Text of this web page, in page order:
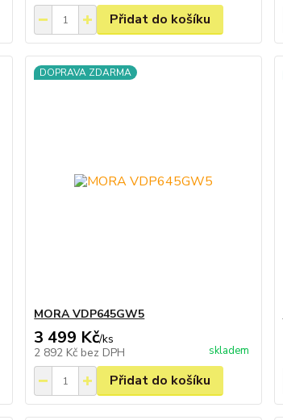
Přidat do košíku
DOPRAVA ZDARMA
MORA VDP645GW5
3 499 Kč/ks
2 892 Kč bez DPH skladem
Přidat do košíku